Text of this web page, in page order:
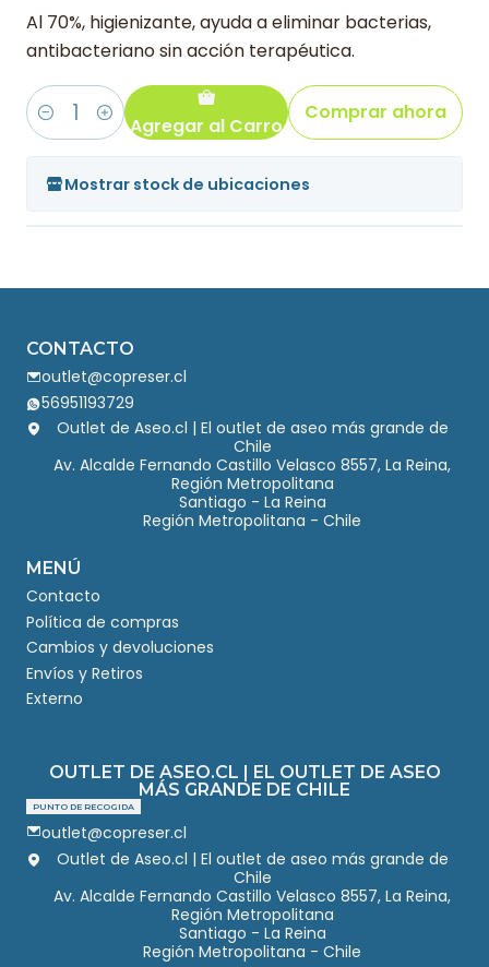
Al 70%, higienizante, ayuda a eliminar bacterias,
antibacteriano sin acción terapéutica.
Cantidad Agregar al Carro
Comprar ahora
Mostrar stock de ubicaciones
CONTACTO
outlet@copreser.cl
56951193729
Outlet de Aseo.cl | El outlet de aseo más grande de
Chile
Av. Alcalde Fernando Castillo Velasco 8557, La Reina,
Región Metropolitana
Santiago - La Reina
Región Metropolitana - Chile
MENÚ
Contacto
Política de compras
Cambios y devoluciones
Envíos y Retiros
Externo
OUTLET DE ASEO.CL | EL OUTLET DE ASEO
MÁS GRANDE DE CHILE
PUNTO DE RECOGIDA
outlet@copreser.cl
Outlet de Aseo.cl | El outlet de aseo más grande de
Chile
Av. Alcalde Fernando Castillo Velasco 8557, La Reina,
Región Metropolitana
Santiago - La Reina
Región Metropolitana - Chile